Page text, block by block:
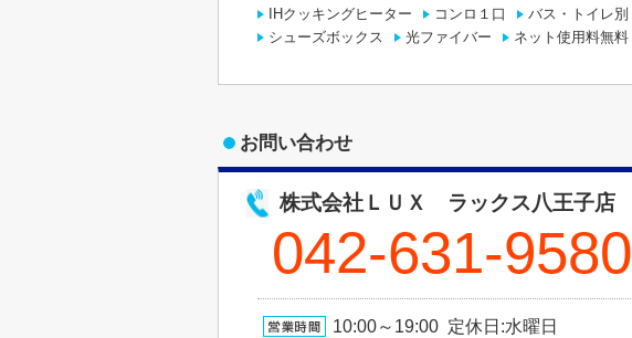
IHクッキングヒーター
コンロ１口 バス・トイレ別
シューズボックス
光ファイバー ネット使用料無料
お問い合わせ
株式会社ＬＵＸ ラックス八王子店
042-631-9580
10:00～19:00 定休日:水曜日